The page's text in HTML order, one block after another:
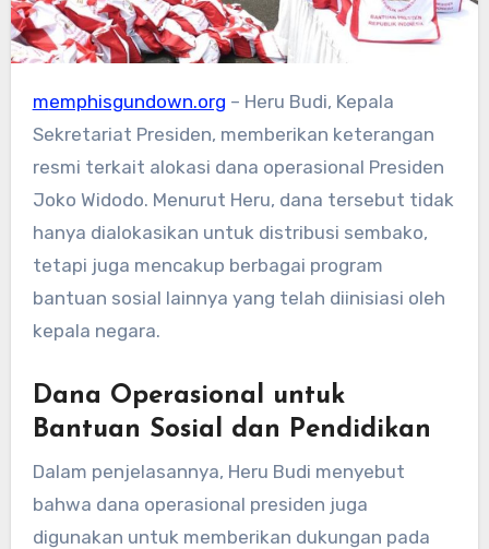
memphisgundown.org – Heru Budi, Kepala
Sekretariat Presiden, memberikan keterangan
resmi terkait alokasi dana operasional Presiden
Joko Widodo. Menurut Heru, dana tersebut tidak
hanya dialokasikan untuk distribusi sembako,
tetapi juga mencakup berbagai program
bantuan sosial lainnya yang telah diinisiasi oleh
kepala negara.
Dana Operasional untuk
Bantuan Sosial dan Pendidikan
Dalam penjelasannya, Heru Budi menyebut
bahwa dana operasional presiden juga
digunakan untuk memberikan dukungan pada